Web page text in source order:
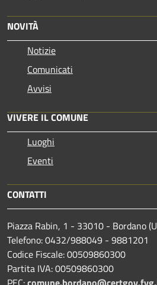
NOVITÀ
Notizie
Comunicati
Avvisi
VIVERE IL COMUNE
Luoghi
Eventi
CONTATTI
Piazza Rabin, 1 - 33010 - Bordano
Telefono: 0432/988049 - 9881201
Codice Fiscale: 00509860300
Partita IVA: 00509860300